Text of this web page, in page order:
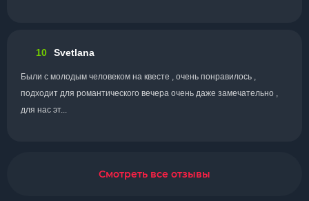
10 Svetlana
Были с молодым человеком на квесте , очень понравилось ,
подходит для романтического вечера очень даже замечательно ,
для нас эт...
Смотреть все отзывы